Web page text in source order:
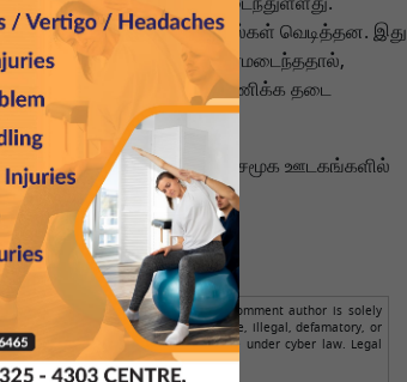
வகுப்புவாத மோதல்கள் வெடித்தன. இது
நேபாளத்தில் பதற்றம் தீவிரமடைந்ததால்,
நேபாளம் எல்லை வழியாக பயணிக்க தடை
அவமதிக்கும் வீடியோ சமூக ஊடகங்களில்
மோதல்கள் தொடங்கின.
not from NamathuTamil.com. The comment author is solely
the news should avoid making obscene, illegal, defamatory, or
Such comments are punishable under cyber law. Legal
opinion.